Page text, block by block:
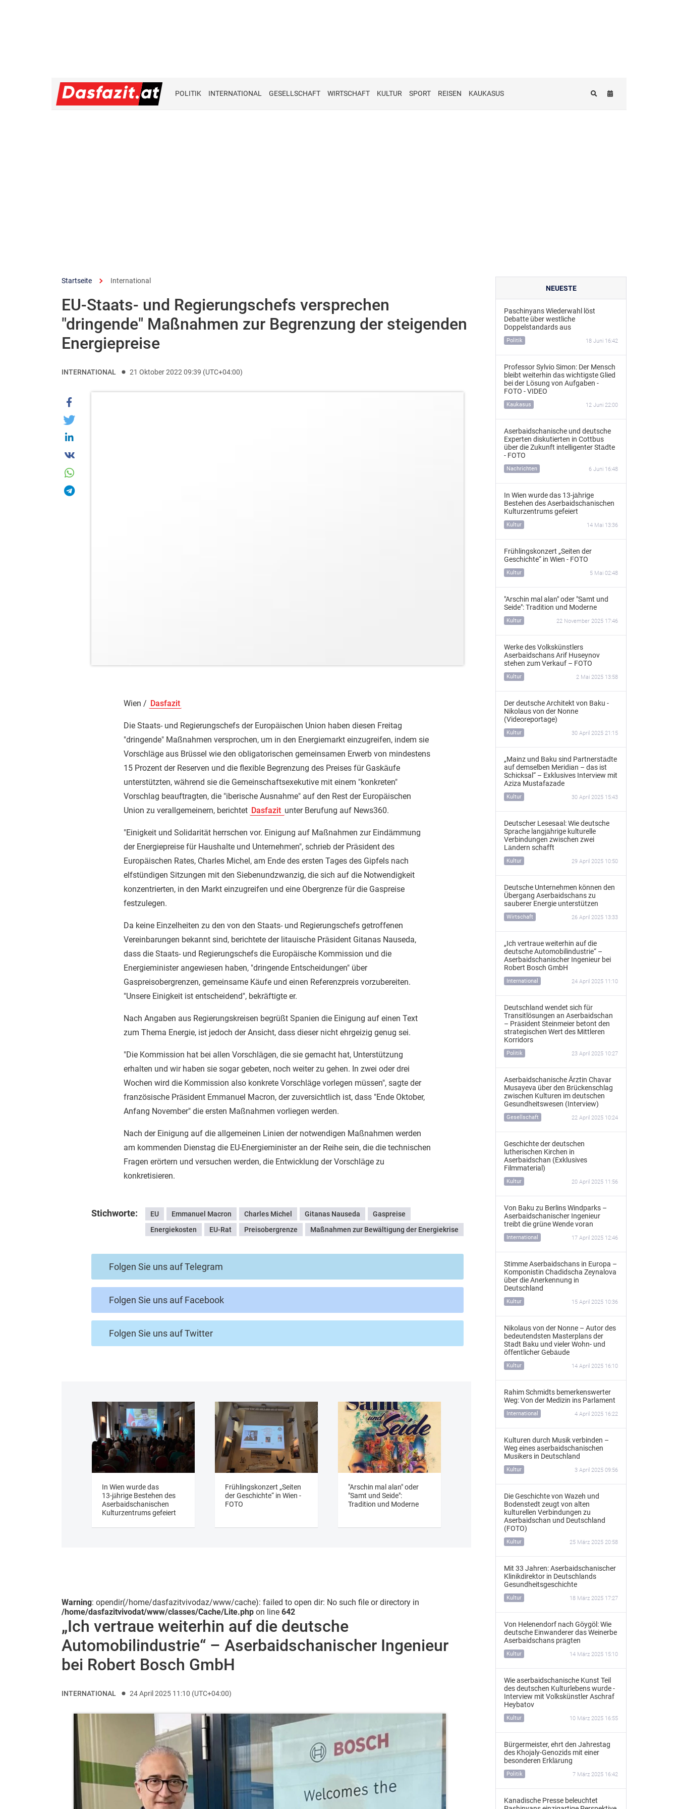
POLITIK INTERNATIONAL GESELLSCHAFT WIRTSCHAFT KULTUR SPORT REISEN KAUKASUS
Startseite International
EU-Staats- und Regierungschefs versprechen
"dringende" Maßnahmen zur Begrenzung der steigenden
Energiepreise
INTERNATIONAL 21 Oktober 2022 09:39 (UTC+04:00)
Wien / Dasfazit
Die Staats- und Regierungschefs der Europäischen Union haben diesen Freitag
"dringende" Maßnahmen versprochen, um in den Energiemarkt einzugreifen, indem sie
Vorschläge aus Brüssel wie den obligatorischen gemeinsamen Erwerb von mindestens
15 Prozent der Reserven und die flexible Begrenzung des Preises für Gaskäufe
unterstützten, während sie die Gemeinschaftsexekutive mit einem "konkreten"
Vorschlag beauftragten, die "iberische Ausnahme" auf den Rest der Europäischen
Union zu verallgemeinern, berichtet Dasfazit unter Berufung auf News360.
"Einigkeit und Solidarität herrschen vor. Einigung auf Maßnahmen zur Eindämmung
der Energiepreise für Haushalte und Unternehmen", schrieb der Präsident des
Europäischen Rates, Charles Michel, am Ende des ersten Tages des Gipfels nach
elfstündigen Sitzungen mit den Siebenundzwanzig, die sich auf die Notwendigkeit
konzentrierten, in den Markt einzugreifen und eine Obergrenze für die Gaspreise
festzulegen.
Da keine Einzelheiten zu den von den Staats- und Regierungschefs getroffenen
Vereinbarungen bekannt sind, berichtete der litauische Präsident Gitanas Nauseda,
dass die Staats- und Regierungschefs die Europäische Kommission und die
Energieminister angewiesen haben, "dringende Entscheidungen" über
Gaspreisobergrenzen, gemeinsame Käufe und einen Referenzpreis vorzubereiten.
"Unsere Einigkeit ist entscheidend", bekräftigte er.
Nach Angaben aus Regierungskreisen begrüßt Spanien die Einigung auf einen Text
zum Thema Energie, ist jedoch der Ansicht, dass dieser nicht ehrgeizig genug sei.
"Die Kommission hat bei allen Vorschlägen, die sie gemacht hat, Unterstützung
erhalten und wir haben sie sogar gebeten, noch weiter zu gehen. In zwei oder drei
Wochen wird die Kommission also konkrete Vorschläge vorlegen müssen", sagte der
französische Präsident Emmanuel Macron, der zuversichtlich ist, dass "Ende Oktober,
Anfang November" die ersten Maßnahmen vorliegen werden.
Nach der Einigung auf die allgemeinen Linien der notwendigen Maßnahmen werden
am kommenden Dienstag die EU-Energieminister an der Reihe sein, die die technischen
Fragen erörtern und versuchen werden, die Entwicklung der Vorschläge zu
konkretisieren.
Stichworte: EU Emmanuel Macron Charles Michel Gitanas Nauseda
Gaspreise
Energiekosten
EU-Rat Preisobergrenze Maßnahmen zur Bewältigung der Energiekrise
Folgen Sie uns auf Telegram
Folgen Sie uns auf Facebook
Folgen Sie uns auf Twitter
In Wien wurde das
13‑jährige Bestehen des
Aserbaidschanischen
Kulturzentrums gefeiert
Frühlingskonzert „Seiten
der Geschichte“ in Wien -
FOTO
"Arschin mal alan" oder
"Samt und Seide":
Tradition und Moderne
Warning: opendir(/home/dasfazitvivodaz/www/cache): failed to open dir: No such file or directory in
/home/dasfazitvivodat/www/classes/Cache/Lite.php on line 642
„Ich vertraue weiterhin auf die deutsche
Automobilindustrie“ – Aserbaidschanischer Ingenieur
bei Robert Bosch GmbH
INTERNATIONAL 24 April 2025 11:10 (UTC+04:00)
NEUESTE
Paschinyans Wiederwahl löst
Debatte über westliche
Doppelstandards aus
Politik 18 Juni 16:42
Professor Sylvio Simon: Der Mensch
bleibt weiterhin das wichtigste Glied
bei der Lösung von Aufgaben -
FOTO - VIDEO
Kaukasus 12 Juni 22:00
Aserbaidschanische und deutsche
Experten diskutierten in Cottbus
über die Zukunft intelligenter Städte
- FOTO
Nachrichten 6 Juni 16:48
In Wien wurde das 13‑jährige
Bestehen des Aserbaidschanischen
Kulturzentrums gefeiert
Kultur 14 Mai 13:36
Frühlingskonzert „Seiten der
Geschichte“ in Wien - FOTO
Kultur 5 Mai 02:48
"Arschin mal alan" oder "Samt und
Seide": Tradition und Moderne
Kultur 22 November 2025 17:46
Werke des Volkskünstlers
Aserbaidschans Arif Huseynov
stehen zum Verkauf – FOTO
Kultur 2 Mai 2025 13:58
Der deutsche Architekt von Baku -
Nikolaus von der Nonne
(Videoreportage)
Kultur 30 April 2025 21:15
„Mainz und Baku sind Partnerstädte
auf demselben Meridian – das ist
Schicksal“ – Exklusives Interview mit
Aziza Mustafazade
Kultur 30 April 2025 15:43
Deutscher Lesesaal: Wie deutsche
Sprache langjährige kulturelle
Verbindungen zwischen zwei
Ländern schafft
Kultur 29 April 2025 10:50
Deutsche Unternehmen können den
Übergang Aserbaidschans zu
sauberer Energie unterstützen
Wirtschaft 26 April 2025 13:33
„Ich vertraue weiterhin auf die
deutsche Automobilindustrie“ –
Aserbaidschanischer Ingenieur bei
Robert Bosch GmbH
International 24 April 2025 11:10
Deutschland wendet sich für
Transitlösungen an Aserbaidschan
– Präsident Steinmeier betont den
strategischen Wert des Mittleren
Korridors
Politik 23 April 2025 10:27
Aserbaidschanische Ärztin Chavar
Musayeva über den Brückenschlag
zwischen Kulturen im deutschen
Gesundheitswesen (Interview)
Gesellschaft 22 April 2025 10:24
Geschichte der deutschen
lutherischen Kirchen in
Aserbaidschan (Exklusives
Filmmaterial)
Kultur 20 April 2025 11:56
Von Baku zu Berlins Windparks –
Aserbaidschanischer Ingenieur
treibt die grüne Wende voran
International 17 April 2025 12:46
Stimme Aserbaidschans in Europa –
Komponistin Chadidscha Zeynalova
über die Anerkennung in
Deutschland
Kultur 15 April 2025 10:36
Nikolaus von der Nonne – Autor des
bedeutendsten Masterplans der
Stadt Baku und vieler Wohn- und
öffentlicher Gebäude
Kultur 14 April 2025 16:10
Rahim Schmidts bemerkenswerter
Weg: Von der Medizin ins Parlament
International 4 April 2025 16:22
Kulturen durch Musik verbinden –
Weg eines aserbaidschanischen
Musikers in Deutschland
Kultur 3 April 2025 09:56
Die Geschichte von Wazeh und
Bodenstedt zeugt von alten
kulturellen Verbindungen zu
Aserbaidschan und Deutschland
(FOTO)
Kultur 25 März 2025 20:58
Mit 33 Jahren: Aserbaidschanischer
Klinikdirektor in Deutschlands
Gesundheitsgeschichte
Kultur 18 März 2025 17:27
Von Helenendorf nach Göygöl: Wie
deutsche Einwanderer das Weinerbe
Aserbaidschans prägten
Kultur 14 März 2025 15:10
Wie aserbaidschanische Kunst Teil
des deutschen Kulturlebens wurde -
Interview mit Volkskünstler Aschraf
Heybatov
Kultur 10 März 2025 16:55
Bürgermeister, ehrt den Jahrestag
des Khojaly-Genozids mit einer
besonderen Erklärung
Politik 7 März 2025 16:42
Kanadische Presse beleuchtet